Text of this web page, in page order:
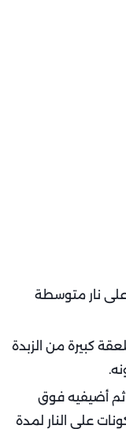
على نار متوسطة
كبيرة من الزبدة
ثم أضيفيه فوق
على النار لمدة